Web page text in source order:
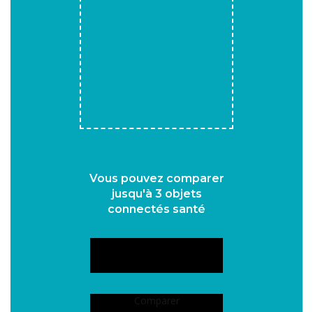
Vous pouvez comparer
jusqu'à 3 objets
connectés santé
Comparer